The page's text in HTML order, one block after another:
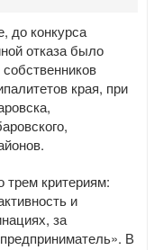
до конкурса
отказа было
края, при
трем критериям:
и
за
В